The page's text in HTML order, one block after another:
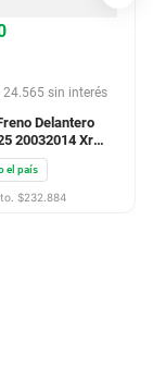
24.565 sin interés
de $ 17.855
20032014 Xr
el país